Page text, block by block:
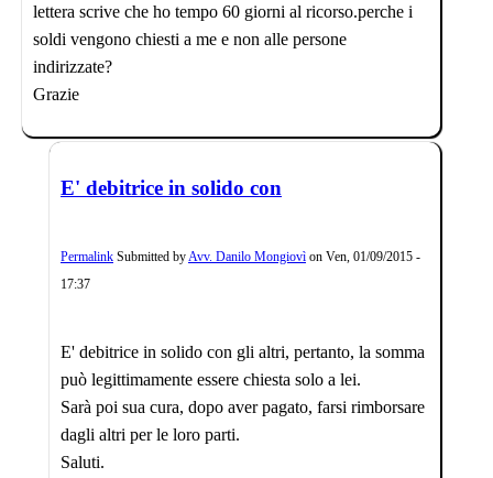
lettera scrive che ho tempo 60 giorni al ricorso.perche i
soldi vengono chiesti a me e non alle persone
indirizzate?
Grazie
E' debitrice in solido con
Permalink Submitted byAvv. Danilo Mongiovì on Ven, 01/09/2015 -
17:37
E' debitrice in solido con gli altri, pertanto, la somma
può legittimamente essere chiesta solo a lei.
Sarà poi sua cura, dopo aver pagato, farsi rimborsare
dagli altri per le loro parti.
Saluti.